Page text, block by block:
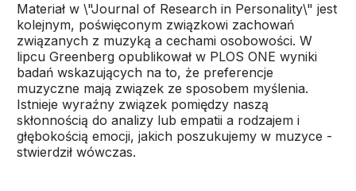
Materiał w \"Journal of Research in Personality\" jest
kolejnym, poświęconym związkowi zachowań
związanych z muzyką a cechami osobowości. W
lipcu Greenberg opublikował w PLOS ONE wyniki
badań wskazujących na to, że preferencje
muzyczne mają związek ze sposobem myślenia.
Istnieje wyraźny związek pomiędzy naszą
skłonnością do analizy lub empatii a rodzajem i
głębokością emocji, jakich poszukujemy w muzyce -
stwierdził wówczas.